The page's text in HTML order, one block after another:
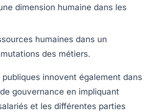
dimension humaine dans les
humaines dans un
des métiers.
innovent également dans
gouvernance en impliquant
et les différentes parties